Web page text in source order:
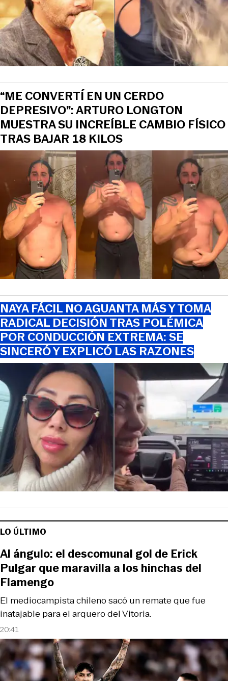
“ME CONVERTÍ EN UN CERDO
DEPRESIVO”: ARTURO LONGTON
MUESTRA SU INCREÍBLE CAMBIO FÍSICO
TRAS BAJAR 18 KILOS
NAYA FÁCIL NO AGUANTA MÁS Y TOMA
RADICAL DECISIÓN TRAS POLÉMICA
POR CONDUCCIÓN EXTREMA: SE
SINCERÓ Y EXPLICÓ LAS RAZONES
LO ÚLTIMO
20:41
El mediocampista chileno sacó un remate que fue
inatajable para el arquero del Vitoria.
Al ángulo: el descomunal gol de Erick
Pulgar que maravilla a los hinchas del
Flamengo